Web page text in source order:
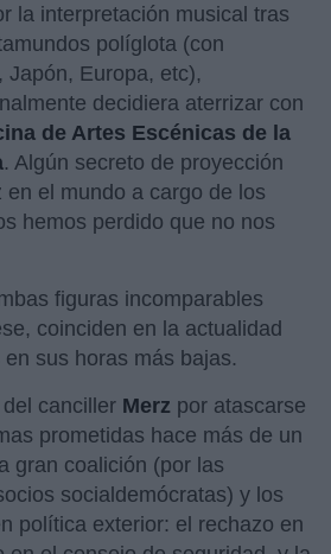
la interpretación musical tras
políglota (con
Japón, Europa, etc),
decidiera aterrizar con
de Artes Escénicas de la
. Algún secreto de proyección
en el mundo a cargo de los
hemos perdido que no nos
figuras incomparables
coinciden en la actualidad
sus horas más bajas.
canciller Merz por atascarse
prometidas hace más de un
gran coalición (por las
socialdemócratas) y los
política exterior: el rechazo en